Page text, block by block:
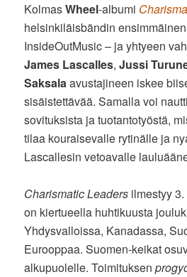
KolmasWheel-albumi
helsinkiläisbändin
InsideOutMusic – ja yhtyeen
James Lascalles,Jussi
Saksalaavustajineen iskee
sisäistettävää. Samalla voi
sovituksista ja tuotantotyöstä,
tilaa kouraisevalle rytinälle ja
Lascallesin vetoavalle
Charismatic Leaders ilmestyy
on kiertueella huhtikuusta
Yhdysvalloissa, Kanadassa,
Eurooppaa. Suomen-keikat
alkupuolelle. Toimituksen